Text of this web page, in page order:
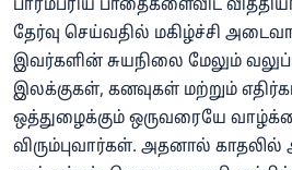
பாரம்பரிய பாதைகளைவிட
தேர்வு செய்வதில் மகிழ்ச்சி
இவர்களின் சுயநிலை மேலும்
இலக்குகள், கனவுகள் மற்றும்
ஒத்துழைக்கும் ஒருவரையே
விரும்புவார்கள். அதனால் காதலில்